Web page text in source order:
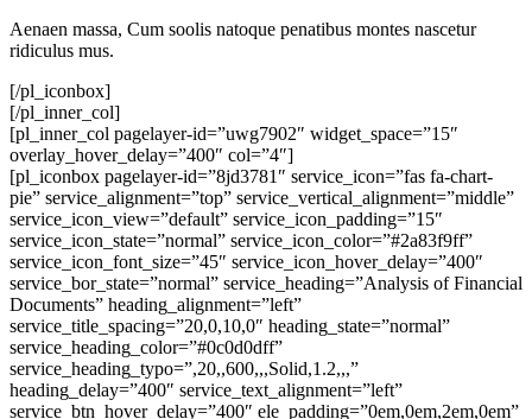
Aenaen massa, Cum soolis natoque penatibus montes nascetur
ridiculus mus.
[/pl_iconbox]
[/pl_inner_col]
[pl_inner_col pagelayer-id=”uwg7902″ widget_space=”15″
overlay_hover_delay=”400″ col=”4″]
[pl_iconbox pagelayer-id=”8jd3781″ service_icon=”fas fa-chart-
pie” service_alignment=”top” service_vertical_alignment=”middle”
service_icon_view=”default” service_icon_padding=”15″
service_icon_state=”normal” service_icon_color=”#2a83f9ff”
service_icon_font_size=”45″ service_icon_hover_delay=”400″
service_bor_state=”normal” service_heading=”Analysis of Financial
Documents” heading_alignment=”left”
service_title_spacing=”20,0,10,0″ heading_state=”normal”
service_heading_color=”#0c0d0dff”
service_heading_typo=”,20,,600,,,Solid,1.2,,,”
heading_delay=”400″ service_text_alignment=”left”
service_btn_hover_delay=”400″ ele_padding=”0em,0em,2em,0em”